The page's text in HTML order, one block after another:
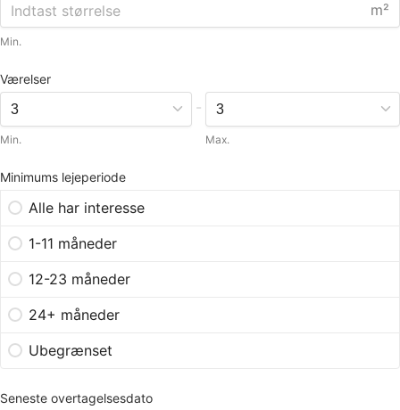
m²
Min.
Værelser
Min.
-
Max.
Minimums lejeperiode
Alle har interesse
1-11 måneder
12-23 måneder
24+ måneder
Ubegrænset
Seneste overtagelsesdato